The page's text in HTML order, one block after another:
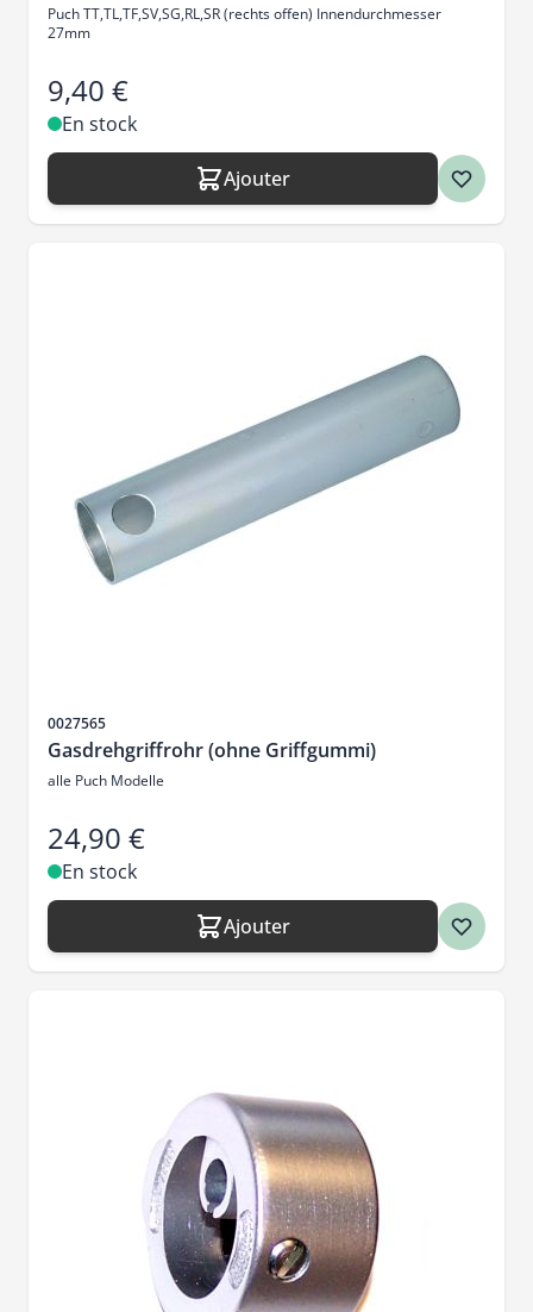
Puch TT,TL,TF,SV,SG,RL,SR (rechts offen) Innendurchmesser
27mm
9,40 €
En stock
Ajouter
SKU
0027565
Gasdrehgriffrohr (ohne Griffgummi)
alle Puch Modelle
24,90 €
En stock
Ajouter